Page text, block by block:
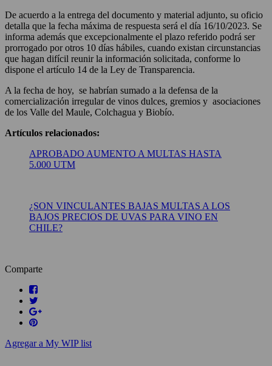
De acuerdo a la entrega del documento y material adjunto, su oficio
detalla que la fecha máxima de respuesta será el día 16/10/2023. Se
informa además que excepcionalmente el plazo referido podrá ser
prorrogado por otros 10 días hábiles, cuando existan circunstancias
que hagan difícil reunir la información solicitada, conforme lo
dispone el artículo 14 de la Ley de Transparencia.
A la fecha de hoy, se habrían sumado a la defensa de la
comercialización irregular de vinos dulces, gremios y asociaciones
de los Valle del Maule, Colchagua y Biobío.
Artículos relacionados:
APROBADO AUMENTO A MULTAS HASTA
5.000 UTM
¿SON VINCULANTES BAJAS MULTAS A LOS
BAJOS PRECIOS DE UVAS PARA VINO EN
CHILE?
Comparte
Agregar a My WIP list